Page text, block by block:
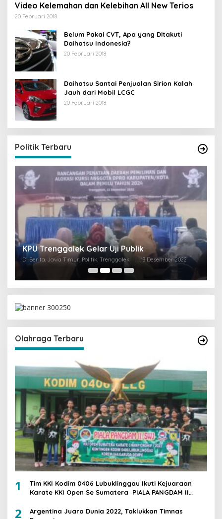
Video Kelemahan dan Kelebihan All New Terios
20 Februari 2018
Belum Pakai CVT, Apa yang Ditakuti
Daihatsu Indonesia?
20 Februari 2018
Daihatsu Santai Penjualan Sirion Kalah
Jauh dari Mobil LCGC
20 Februari 2018
Politik Terbaru
KPU Trenggalek Gelar Uji Publik
Di Berita, Jawa Timur, Politik, Trenggalek | 13 Desember 2022
Olahraga Terbaru
1
Tim KKI Kodim 0406 Lubuklinggau Ikuti Kejuaraan
Karate KKI Open Se Sumatera PIALA PANGDAM II
2
Argentina Juara Dunia 2022, Taklukkan Timnas